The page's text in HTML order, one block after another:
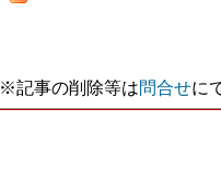
※記事の削除等は問合せに